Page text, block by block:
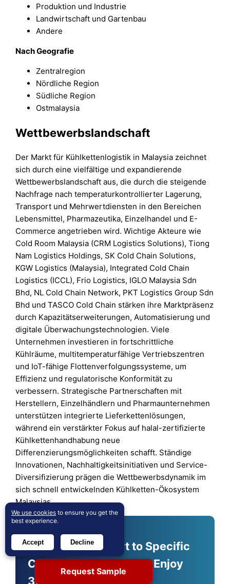
Produktion und Industrie
Landwirtschaft und Gartenbau
Andere
Nach Geografie
Zentralregion
Nördliche Region
Südliche Region
Ostmalaysia
Wettbewerbslandschaft
Der Markt für Kühlkettenlogistik in Malaysia zeichnet
sich durch eine vielfältige und expandierende
Wettbewerbslandschaft aus, die durch die steigende
Nachfrage nach temperaturkontrollierter Lagerung,
Transport und Mehrwertdiensten in den Bereichen
Lebensmittel, Pharmazeutika, Einzelhandel und E-
Commerce angetrieben wird. Wichtige Akteure wie
Cold Room Malaysia (CRM Logistics Solutions), Tiong
Nam Logistics Holdings, SK Cold Chain Solutions,
KGW Logistics (Malaysia), Integrated Cold Chain
Logistics (ICCL), Frio Logistics, IGLO Malaysia Sdn
Bhd, NL Cold Chain Network, PKT Logistics Group Sdn
Bhd und TASCO Cold Chain stärken ihre Marktpräsenz
durch Kapazitätserweiterungen, Automatisierung und
digitale Überwachungstechnologien. Viele
Unternehmen investieren in fortschrittliche
Kühlräume, multitemperaturfähige Vertriebszentren
und IoT-fähige Flottenverfolgungssysteme, um
Effizienz und regulatorische Konformität zu
verbessern. Strategische Partnerschaften mit
Herstellern, Einzelhändlern und Pharmaunternehmen
unterstützen integrierte Lieferkettenlösungen,
während ein verstärkter Fokus auf halal-zertifizierte
Kühlkettenhandhabung neue
Differenzierungsmöglichkeiten schafft. Ständige
Innovationen, Nachhaltigkeitsinitiativen und Service-
Diversifizierung prägen die Wettbewerbsdynamik im
sich schnell entwickelnden Kühlketten-Ökosystem
Malaysias.
Shape Your Report to Specific
Countries or Regions & Enjoy
30% Off!
Request Sample
We use cookies to ensure you get the
best experience.
Accept Decline